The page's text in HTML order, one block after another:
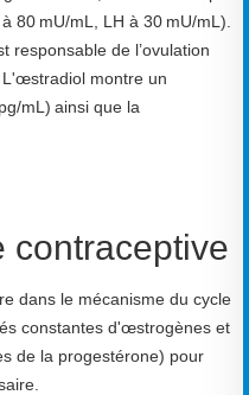
80 mU/mL, LH à 30 mU/mL).
responsable de l’ovulation
L'œstradiol montre un
mL) ainsi que la
contraceptive
dans le mécanisme du cycle
constantes d'œstrogènes et
de la progestérone) pour